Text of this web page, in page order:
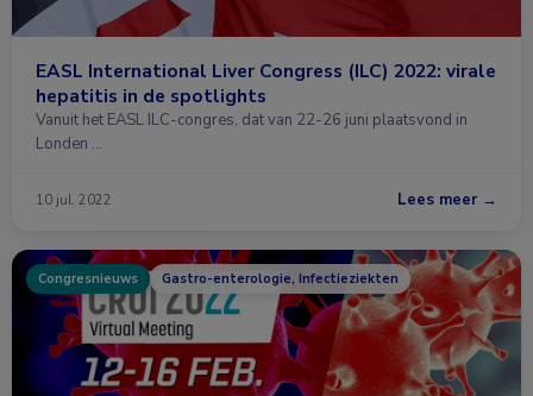
EASL International Liver Congress (ILC) 2022: virale
hepatitis in de spotlights
Vanuit het EASL ILC-congres, dat van 22-26 juni plaatsvond in
Londen …
10 jul. 2022 Lees meer →
Congresnieuws Gastro-enterologie, Infectieziekten